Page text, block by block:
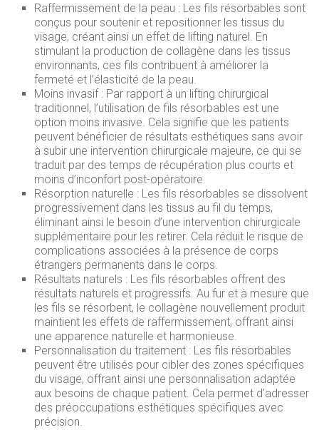
Raffermissement de la peau : Les fils résorbables sont
conçus pour soutenir et repositionner les tissus du
visage, créant ainsi un effet de lifting naturel. En
stimulant la production de collagène dans les tissus
environnants, ces fils contribuent à améliorer la
fermeté et l’élasticité de la peau.
Moins invasif : Par rapport à un lifting chirurgical
traditionnel, l’utilisation de fils résorbables est une
option moins invasive. Cela signifie que les patients
peuvent bénéficier de résultats esthétiques sans avoir
à subir une intervention chirurgicale majeure, ce qui se
traduit par des temps de récupération plus courts et
moins d’inconfort post-opératoire.
Résorption naturelle : Les fils résorbables se dissolvent
progressivement dans les tissus au fil du temps,
éliminant ainsi le besoin d’une intervention chirurgicale
supplémentaire pour les retirer. Cela réduit le risque de
complications associées à la présence de corps
étrangers permanents dans le corps.
Résultats naturels : Les fils résorbables offrent des
résultats naturels et progressifs. Au fur et à mesure que
les fils se résorbent, le collagène nouvellement produit
maintient les effets de raffermissement, offrant ainsi
une apparence naturelle et harmonieuse.
Personnalisation du traitement : Les fils résorbables
peuvent être utilisés pour cibler des zones spécifiques
du visage, offrant ainsi une personnalisation adaptée
aux besoins de chaque patient. Cela permet d’adresser
des préoccupations esthétiques spécifiques avec
précision.